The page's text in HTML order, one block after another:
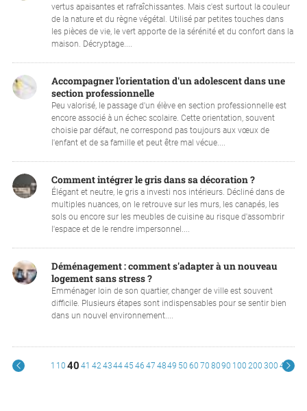
vertus apaisantes et rafraîchissantes. Mais c'est surtout la couleur
de la nature et du règne végétal. Utilisé par petites touches dans
les pièces de vie, le vert apporte de la sérénité et du confort dans la
maison. Décryptage....
Accompagner l'orientation d'un adolescent dans une
section professionnelle
Peu valorisé, le passage d'un élève en section professionnelle est
encore associé à un échec scolaire. Cette orientation, souvent
choisie par défaut, ne correspond pas toujours aux vœux de
l'enfant et de sa famille et peut être mal vécue....
Comment intégrer le gris dans sa décoration ?
Élégant et neutre, le gris a investi nos intérieurs. Décliné dans de
multiples nuances, on le retrouve sur les murs, les canapés, les
sols ou encore sur les meubles de cuisine au risque d'assombrir
l'espace et de le rendre impersonnel....
Déménagement : comment s'adapter à un nouveau
logement sans stress ?
Emménager loin de son quartier, changer de ville est souvent
difficile. Plusieurs étapes sont indispensables pour se sentir bien
dans un nouvel environnement....
1 10 40 41 42 434445 46 47 4849 50 60 70 8090 100 200 300 400